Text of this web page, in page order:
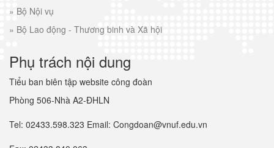
» Bộ Nội vụ
» Bộ Lao động - Thương binh và Xã hội
Phụ trách nội dung
Tiểu ban biên tập website công đoàn
Phòng 506-Nhà A2-ĐHLN
Tel: 02433.598.323 Email: Congdoan@vnuf.edu.vn